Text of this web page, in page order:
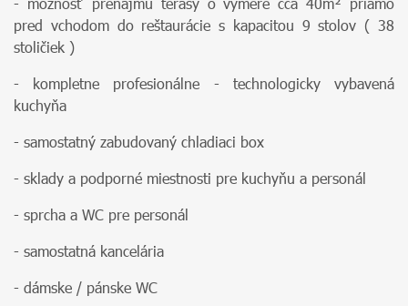
pred vchodom do reštaurácie s kapacitou 9 stolov ( 38
stoličiek )
- kompletne profesionálne - technologicky vybavená
kuchyňa
- samostatný zabudovaný chladiaci box
- sklady a podporné miestnosti pre kuchyňu a personál
- sprcha a WC pre personál
- samostatná kancelária
- dámske / pánske WC